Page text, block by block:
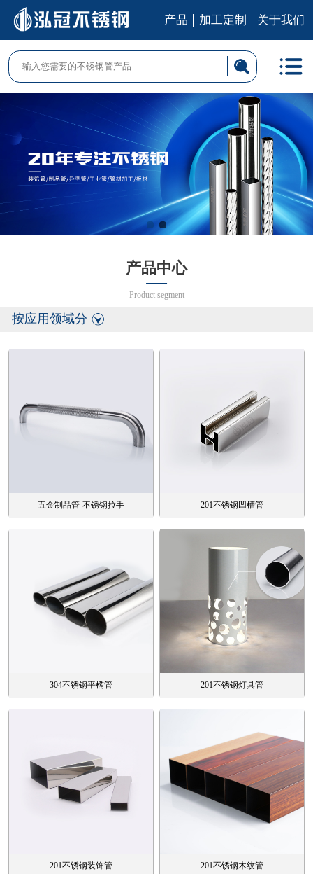
产品 加工定制 关于我们
产品中心
Product segment
按应用领域分
五金制品管-不锈钢拉手 201不锈钢凹槽管
304不锈钢平椭管 201不锈钢灯具管
201不锈钢装饰管 201不锈钢木纹管